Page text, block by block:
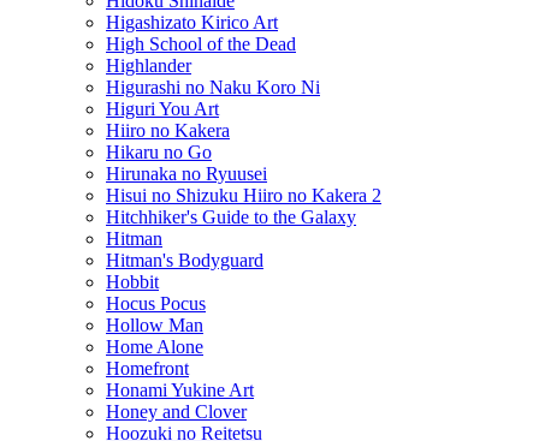
Higashizato Kirico Art
High School of the Dead
Highlander
Higurashi no Naku Koro Ni
Higuri You Art
Hiiro no Kakera
Hikaru no Go
Hirunaka no Ryuusei
Hisui no Shizuku Hiiro no Kakera 2
Hitchhiker's Guide to the Galaxy
Hitman
Hitman's Bodyguard
Hobbit
Hocus Pocus
Hollow Man
Home Alone
Homefront
Honami Yukine Art
Honey and Clover
Hoozuki no Reitetsu